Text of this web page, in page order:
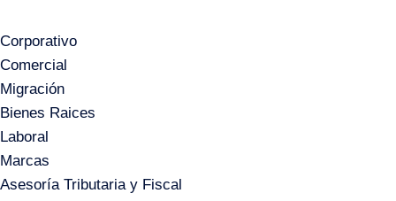
Corporativo
Comercial
Migración
Bienes Raices
Laboral
Marcas
Asesoría Tributaria y Fiscal